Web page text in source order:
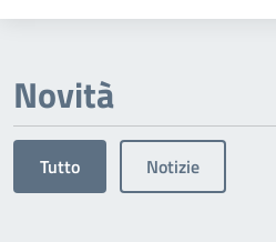
Novità
Tutto Notizie